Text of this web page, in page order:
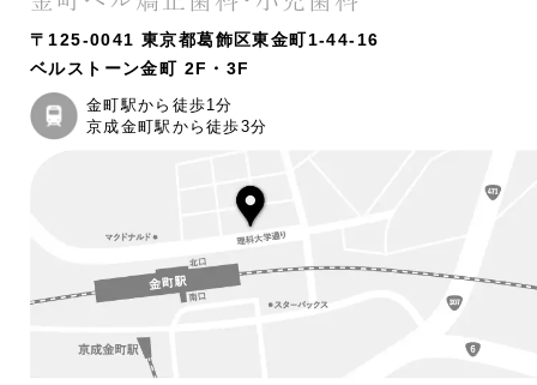
〒125-0041 東京都葛飾区東金町1-44-16
ベルストーン金町 2F・3F
金町駅から徒歩1分
京成金町駅から徒歩3分